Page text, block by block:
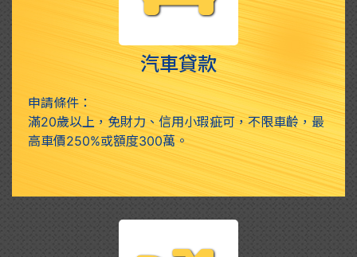
汽車貸款
申請條件：
滿20歲以上，免財力、信用小瑕疵可，不限車齡，最
高車價250%或額度300萬。